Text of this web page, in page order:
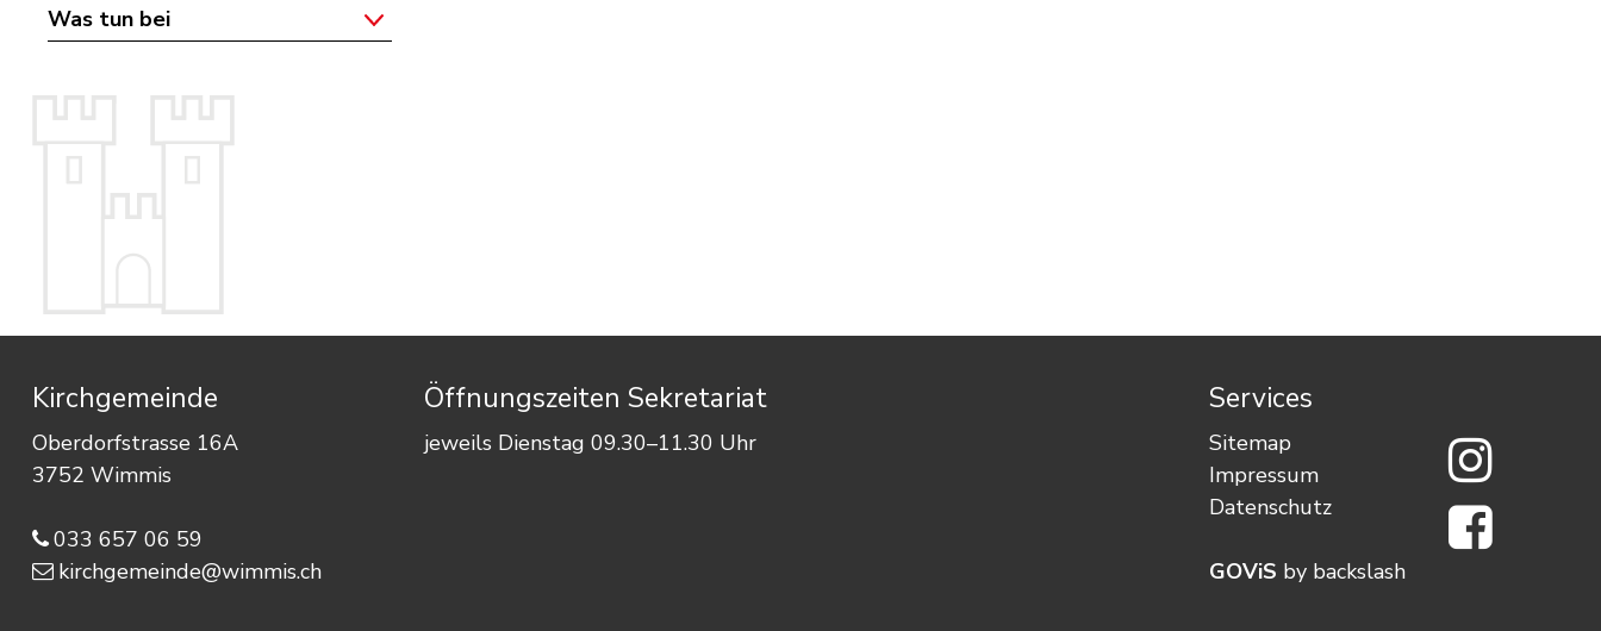
Was tun bei
Footer
Kirchgemeinde
Oberdorfstrasse 16A
3752 Wimmis
033 657 06 59
kirchgemeinde@wimmis.ch
Öffnungszeiten Sekretariat
jeweils Dienstag 09.30–11.30 Uhr
Services
Sitemap
Impressum
Datenschutz
GOViS by backslash